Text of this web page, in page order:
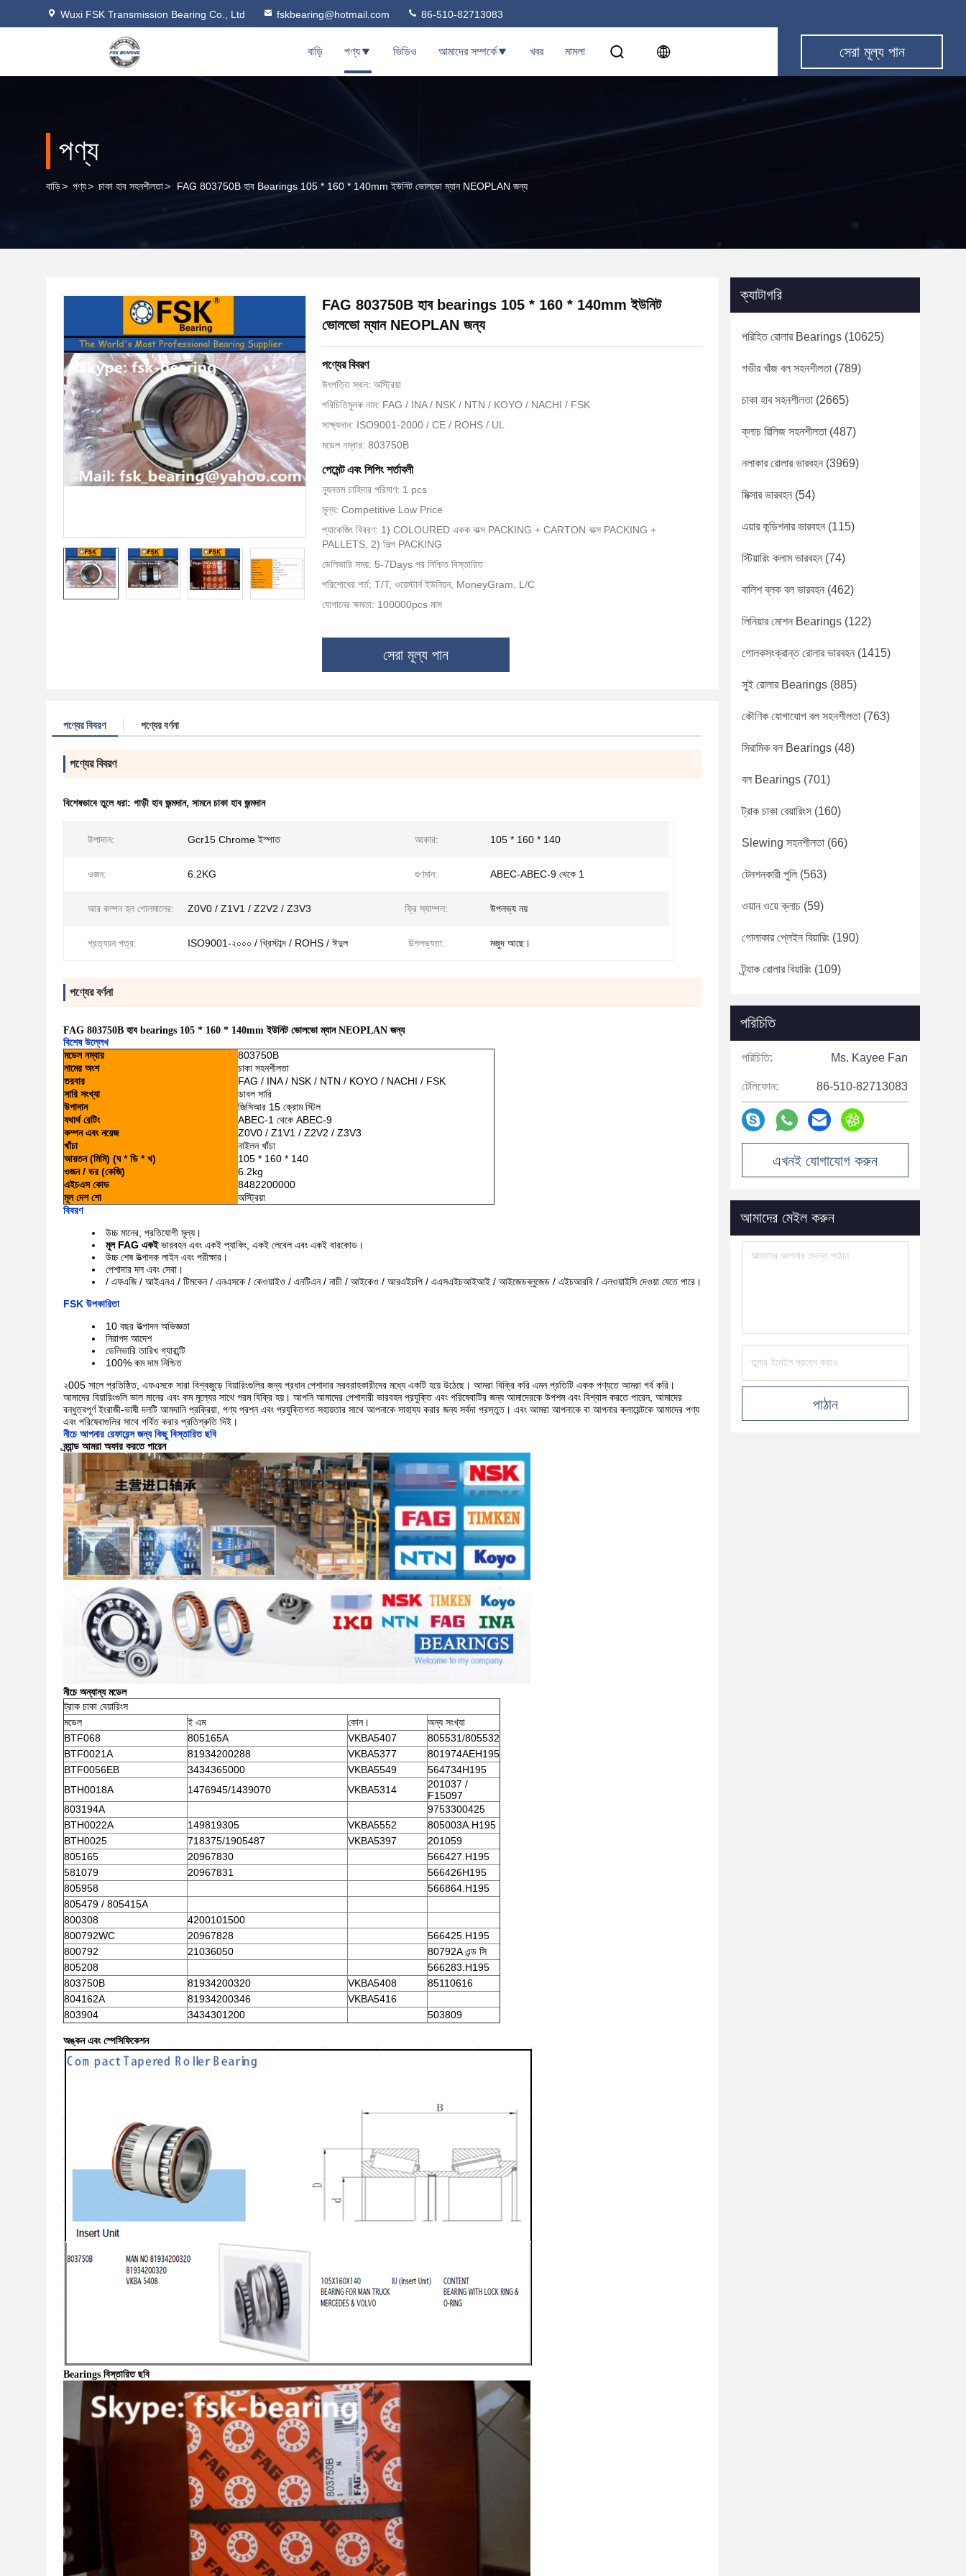
Wuxi FSK Transmission Bearing Co., Ltd fskbearing@hotmail.com 86-510-82713083
বাড়ি পণ্য ভিডিও আমাদের সম্পর্কে খবর মামলা সেরা মূল্য পান
পণ্য
বাড়ি> পণ্য> চাকা হাব সহনশীলতা> FAG 803750B হাব Bearings 105 * 160 * 140mm ইউনিট ভোলভো ম্যান NEOPLAN জন্য
FAG 803750B হাব bearings 105 * 160 * 140mm ইউনিট
ভোলভো ম্যান NEOPLAN জন্য
পণ্যের বিবরণ
উৎপত্তি স্থল: অস্ট্রিয়া
পরিচিতিমুলক নাম: FAG / INA / NSK / NTN / KOYO / NACHI / FSK
সাক্ষ্যদান: ISO9001-2000 / CE / ROHS / UL
মডেল নম্বার: 803750B
পেমেন্ট এবং শিপিং শর্তাবলী
ন্যূনতম চাহিদার পরিমাণ: 1 pcs
মূল্য: Competitive Low Price
প্যাকেজিং বিবরণ: 1) COLOURED একক বাক্স PACKING + CARTON বাক্স PACKING +
PALLETS, 2) শিল্প PACKING
ডেলিভারি সময়: 5-7Days পর নিশ্চিত বিস্তারিত
পরিশোধের শর্ত: T/T, ওয়েস্টার্ন ইউনিয়ন, MoneyGram, L/C
যোগানের ক্ষমতা: 100000pcs মাস
সেরা মূল্য পান
পণ্যের বিবরণ পণ্যের বর্ণনা
পণ্যের বিবরণ
বিশেষভাবে তুলে ধরা: গাড়ী হাব জন্মদান, সামনে চাকা হাব জন্মদান
উপাদান: Gcr15 Chrome ইস্পাত আকার: 105 * 160 * 140
ওজন: 6.2KG গুণমান: ABEC-ABEC-9 থেকে 1
আর কম্পন হল গোলমালের: Z0V0 / Z1V1 / Z2V2 / Z3V3 ফ্রি স্যাম্পল: উপলভ্য নয়
প্রত্যয়ন পত্র: ISO9001-২০০০ / খ্রিস্টাব্দ / ROHS / ঈদুল উপলভ্যতা: মজুদ আছে।
পণ্যের বর্ণনা
FAG 803750B হাব bearings 105 * 160 * 140mm ইউনিট ভোলভো ম্যান NEOPLAN জন্য
বিশেষ উল্লেখ
মডেল নম্বার
803750B
নামের অংশ
চাকা সহনশীলতা
তরবার
FAG / INA / NSK / NTN / KOYO / NACHI / FSK
সারি সংখ্যা
ডাবল সারি
উপাদান
জিসিআর 15 ক্রোম স্টিল
যথার্থ রেটিং
ABEC-1 থেকে ABEC-9
কম্পন এবং নয়েজ
Z0V0 / Z1V1 / Z2V2 / Z3V3
খাঁচা
নাইলন খাঁচা
আয়তন (মিমি) (ঘ * ডি * খ)
105 * 160 * 140
ওজন / ভর (কেজি)
6.2kg
এইচএস কোড
8482200000
মূল দেশ শো
অস্ট্রিয়া
বিবরণ
উচ্চ মানের, প্রতিযোগী মূল্য।
মূল FAG একইভারবহন এবং একই প্যাকিং, একই লেবেল এবং একই বারকোড।
উচ্চ শেষ উত্পাদক লাইন এবং পরীক্ষার।
পেশাদার দল এবং সেবা।
/ এফএজি / আইএনএ / টিমকেন / এনএসকে / কেওয়াইও / এনটিএন / নাচী / আইকেও / আরএইচপি / এএসএইচআইআই / আইজেডব্লুজেড / এইচআরবি / এলওয়াইসি দেওয়া যেতে পারে।
FSK উপকারিতা
10 বছর উত্পাদন অভিজ্ঞতা
নিরাপদ আদেশ
ডেলিভারি তারিখ গ্যারান্টি
100% কম দাম নিশ্চিত
২005 সালে প্রতিষ্ঠিত, এফএসকে সারা বিশ্বজুড়ে বিয়ারিংগুলির জন্য প্রধান পেশাদার সরবরাহকারীদের মধ্যে একটি হয়ে উঠেছে। আমরা বিক্রি করি এমন প্রতিটি একক পণ্যতে আমরা গর্ব করি।
আমাদের বিয়ারিংগুলি ভাল মানের এবং কম মূল্যের সাথে গরম বিক্রি হয়। আপনি আমাদের পেশাদারী ভারবহন প্রযুক্তি এবং পরিষেবাটির জন্য আমাদেরকে উপশম এবং বিশ্বাস করতে পারেন, আমাদের
বন্ধুত্বপূর্ণ ইংরাজী-ভাষী দলটি আমদানি প্রক্রিয়া, পণ্য প্রশ্ন এবং প্রযুক্তিগত সহায়তার সাথে আপনাকে সাহায্য করার জন্য সর্বদা প্রস্তুত। এবং আমরা আপনাকে বা আপনার ক্লায়েন্টকে আমাদের পণ্য
এবং পরিষেবাগুলির সাথে গর্বিত করার প্রতিশ্রুতি দিই।
নীচে আপনার রেফারেন্স জন্য কিছু বিস্তারিত ছবি
ব্র্যান্ড আমরা অফার করতে পারেন
নীচে অন্যান্য মডেল
ট্রাক চাকা বেয়ারিংস
মডেল
ই এম কোন।
অন্য সংখ্যা
BTF068
805165A VKBA5407
805531/805532
BTF0021A
81934200288 VKBA5377
801974AEH195
BTF0056EB
3434365000 VKBA5549
564734H195
BTH0018A
1476945/1439070 VKBA5314
201037 /
F15097
803194A
9753300425
BTH0022A
149819305 VKBA5552
805003A.H195
BTH0025
718375/1905487 VKBA5397
201059
805165
20967830
566427.H195
581079
20967831
566426H195
805958
566864.H195
805479 / 805415A
800308
4200101500
800792WC
20967828
566425.H195
800792
21036050
80792A এন্ড সি
805208
566283.H195
803750B
81934200320 VKBA5408
85110616
804162A
81934200346
VKBA5416
803904
3434301200 503809
অঙ্কন এবং স্পেসিফিকেশন
Bearings বিস্তারিত ছবি
ক্যাটাগরি
পরিহিত রোলার Bearings (10625)
গভীর খাঁজ বল সহনশীলতা (789)
চাকা হাব সহনশীলতা (2665)
ক্লাচ রিলিজ সহনশীলতা (487)
নলাকার রোলার ভারবহন (3969)
মিক্সার ভারবহন (54)
এয়ার কন্ডিশনার ভারবহন (115)
স্টিয়ারিং কলাম ভারবহন (74)
বালিশ ব্লক বল ভারবহন (462)
লিনিয়ার মোশন Bearings (122)
গোলকসংক্রান্ত রোলার ভারবহন (1415)
সুই রোলার Bearings (885)
কৌণিক যোগাযোগ বল সহনশীলতা (763)
সিরামিক বল Bearings (48)
বল Bearings (701)
ট্রাক চাকা বেয়ারিংস (160)
Slewing সহনশীলতা (66)
টেনশনকারী পুলি (563)
ওয়ান ওয়ে ক্লাচ (59)
গোলাকার প্লেইন বিয়ারিং (190)
ট্র্যাক রোলার বিয়ারিং (109)
পরিচিতি
পরিচিতি: Ms. Kayee Fan
টেলিফোন: 86-510-82713083
এখনই যোগাযোগ করুন
আমাদের মেইল ​​করুন
পাঠান